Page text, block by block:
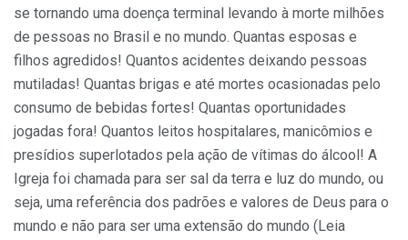
se tornando uma doença terminal levando à morte milhões
de pessoas no Brasil e no mundo. Quantas esposas e
filhos agredidos! Quantos acidentes deixando pessoas
mutiladas! Quantas brigas e até mortes ocasionadas pelo
consumo de bebidas fortes! Quantas oportunidades
jogadas fora! Quantos leitos hospitalares, manicômios e
presídios superlotados pela ação de vítimas do álcool! A
Igreja foi chamada para ser sal da terra e luz do mundo, ou
seja, uma referência dos padrões e valores de Deus para o
mundo e não para ser uma extensão do mundo (Leia